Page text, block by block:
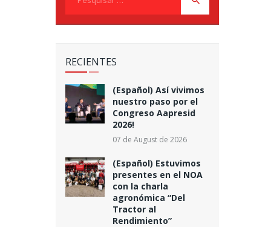
RECIENTES
(Español) Así vivimos
nuestro paso por el
Congreso Aapresid
2026!
07 de August de 2026
(Español) Estuvimos
presentes en el NOA
con la charla
agronómica “Del
Tractor al
Rendimiento”